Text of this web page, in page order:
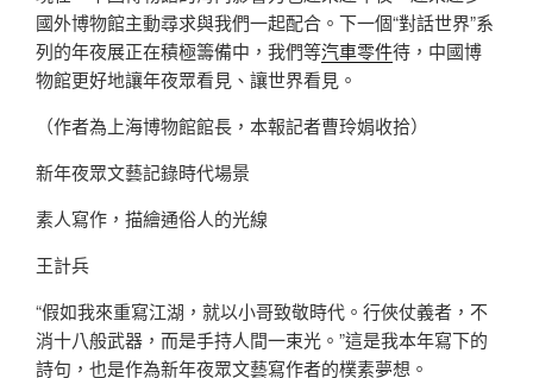
國外博物館主動尋求與我們一起配合。下一個“對話世界”系
列的年夜展正在積極籌備中，我們等汽車零件待，中國博
物館更好地讓年夜眾看見、讓世界看見。
（作者為上海博物館館長，本報記者曹玲娟收拾）
新年夜眾文藝記錄時代場景
素人寫作，描繪通俗人的光線
王計兵
“假如我來重寫江湖，就以小哥致敬時代。行俠仗義者，不
消十八般武器，而是手持人間一束光。”這是我本年寫下的
詩句，也是作為新年夜眾文藝寫作者的樸素夢想。